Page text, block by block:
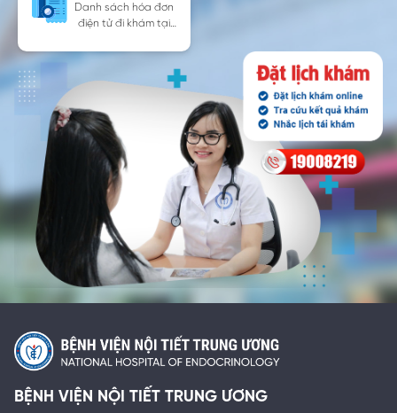
Danh sách hóa đơn
điện tử đi khám tại
BỆNH VIỆN NỘI TIẾT TRUNG ƯƠNG